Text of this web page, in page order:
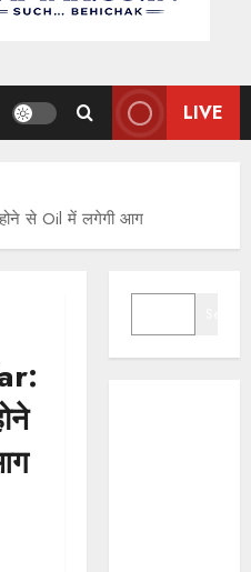
LIVE
होने से Oil में लगेगी आग